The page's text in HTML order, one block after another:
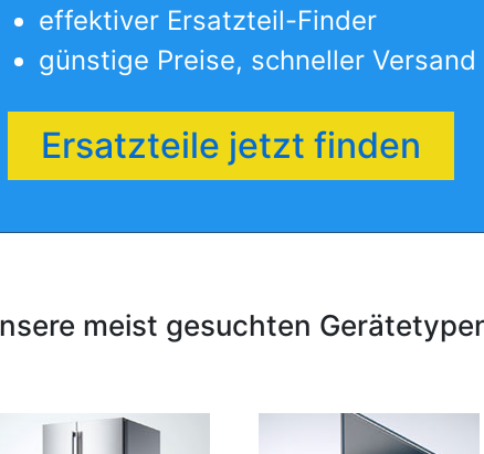
effektiver Ersatzteil-Finder
günstige Preise, schneller Versand
Ersatzteile jetzt finden
meist gesuchten